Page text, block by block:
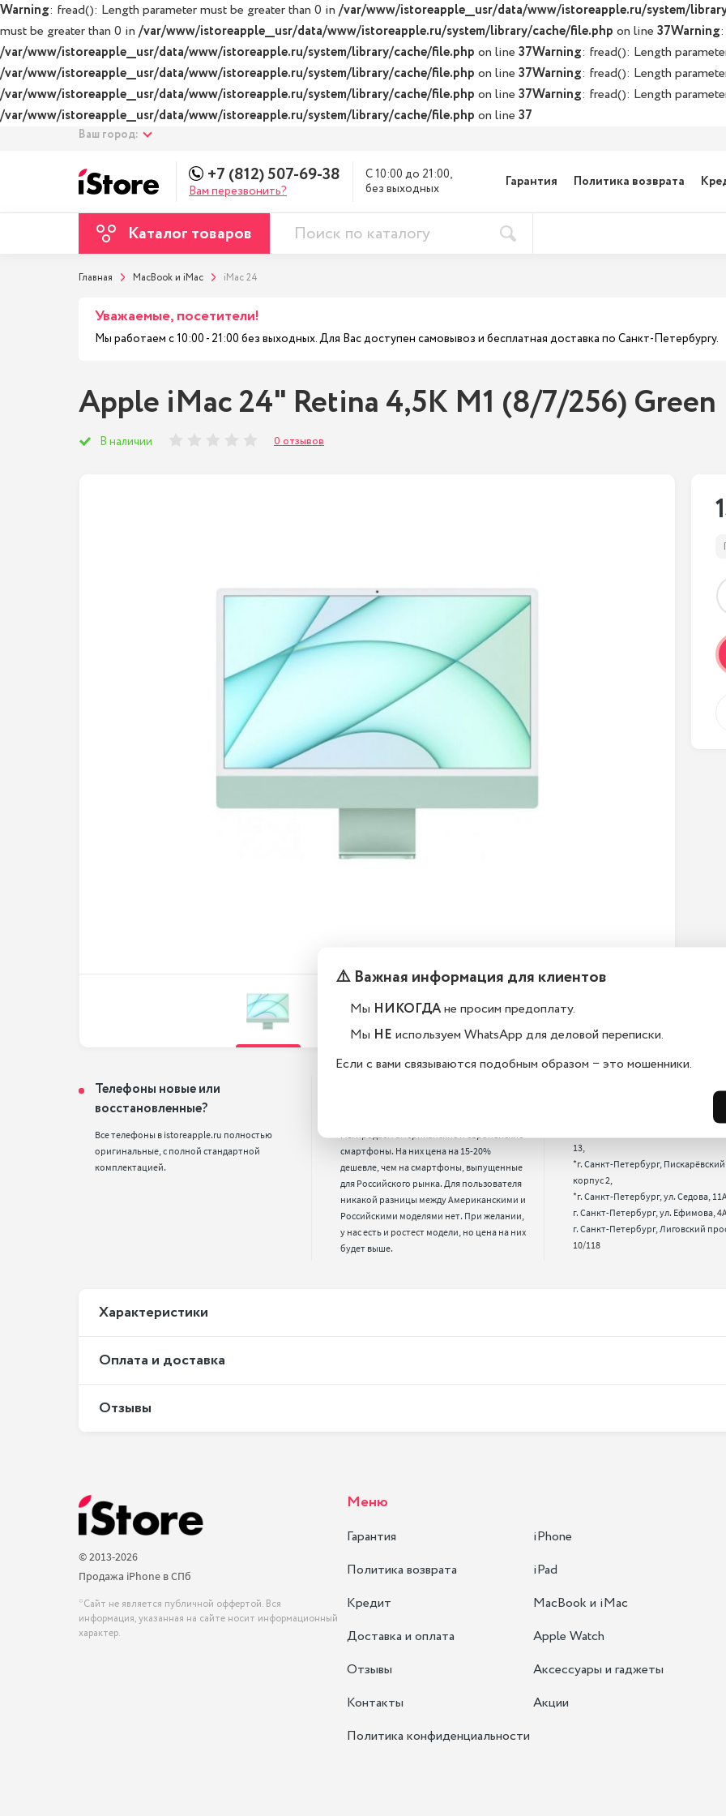
Warning: fread(): Length parameter must be greater than 0 in /var/www/istoreapple__usr/data/www/istoreapple.ru/system/
must be greater than 0 in /var/www/istoreapple__usr/data/www/istoreapple.ru/system/library/cache/file.php on line 37Warning
/var/www/istoreapple__usr/data/www/istoreapple.ru/system/library/cache/file.php on line 37Warning: fread(): Length
/var/www/istoreapple__usr/data/www/istoreapple.ru/system/library/cache/file.php on line 37Warning: fread(): Length
/var/www/istoreapple__usr/data/www/istoreapple.ru/system/library/cache/file.php on line 37Warning: fread(): Length
/var/www/istoreapple__usr/data/www/istoreapple.ru/system/library/cache/file.php on line 37
Ваш город:
+7 (812) 507-69-38
Вам перезвонить?
С 10:00 до 21:00,
без выходных
Гарантия Политика возврата
Каталог товаров
Главная MacBook и iMac iMac 24
Уважаемые, посетители!
Мы работаем с 10:00 - 21:00 без выходных. Для Вас доступен самовывоз и бесплатная доставка по Санкт-Петербургу.
Apple iMac 24" Retina 4,5K M1 (8/7/256) Green
В наличии 0 отзывов
Телефоны новые или
восстановленные?
Все телефоны в istoreapple.ru полностью
оригинальные, с полной стандартной
комплектацией.
Мы продаем американские и европейские
смартфоны. На них цена на 15-20%
дешевле, чем на смартфоны, выпущенные
для Российского рынка. Для пользователя
никакой разницы между Американскими и
Российскими моделями нет. При желании,
у нас есть и ростест модели, но цена на них
будет выше.
Где находится Ваш
*г. Санкт-Петербург, 17-я лин. B.O.,
13,
*г. Санкт-Петербург,
корпус 2,
*г. Санкт-Петербург, ул. Седова,
г. Санкт-Петербург, ул. Ефимова,
г. Санкт-Петербург, Лиговский
10/118
Xарактеристики
Оплата и доставка
Отзывы
© 2013-2026
Продажа iPhone в СПб
*Сайт не является публичной оффертой. Вся
информация, указанная на сайте носит информационный
характер.
Меню
Гарантия
Политика возврата
Кредит
Доставка и оплата
Отзывы
Контакты
Политика конфиденциальности
iPhone
iPad
MacBook и iMac
Apple Watch
Аксессуары и гаджеты
Акции
⚠️ Важная информация для клиентов
Мы НИКОГДАне просим предоплату.
Мы НЕ используем WhatsApp для деловой переписки.
Если с вами связываются подобным образом − это мошенники.